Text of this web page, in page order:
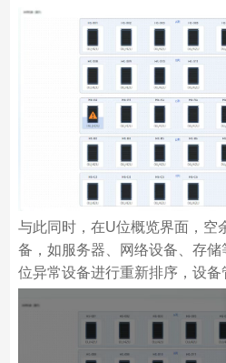
与此同时，在U位概览界面，空
备，如服务器、网络设备、存
位异常设备进行重新排序，设备